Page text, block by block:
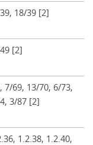
18/39 [2]
[2]
7/69, 13/70, 6/73,
3/87 [2]
1.2.38, 1.2.40,